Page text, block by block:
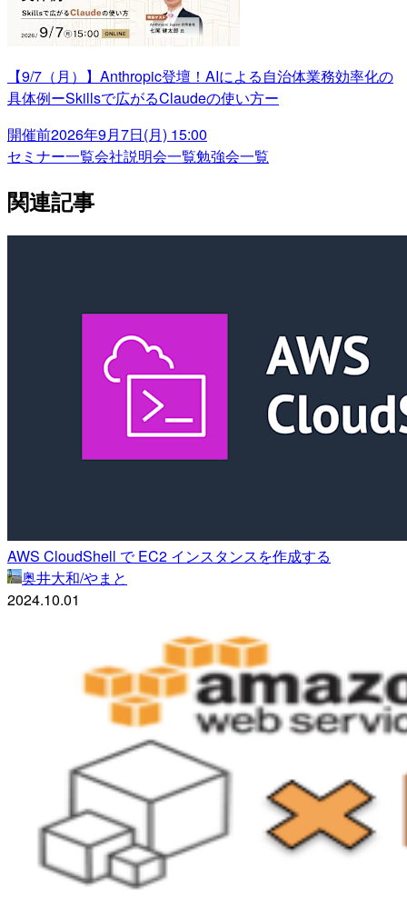
【9/7（月）】Anthropic登壇！AIによる自治体業務効率化の
具体例ーSkillsで広がるClaudeの使い方ー
開催前2026年9月7日(月) 15:00
セミナー一覧会社説明会一覧勉強会一覧
関連記事
AWS CloudShell で EC2 インスタンスを作成する
奥井大和/やまと
2024.10.01